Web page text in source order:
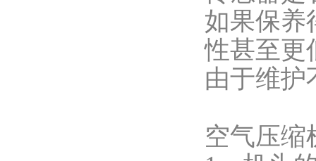
如果保养
性甚至更
由于维护
空气压缩